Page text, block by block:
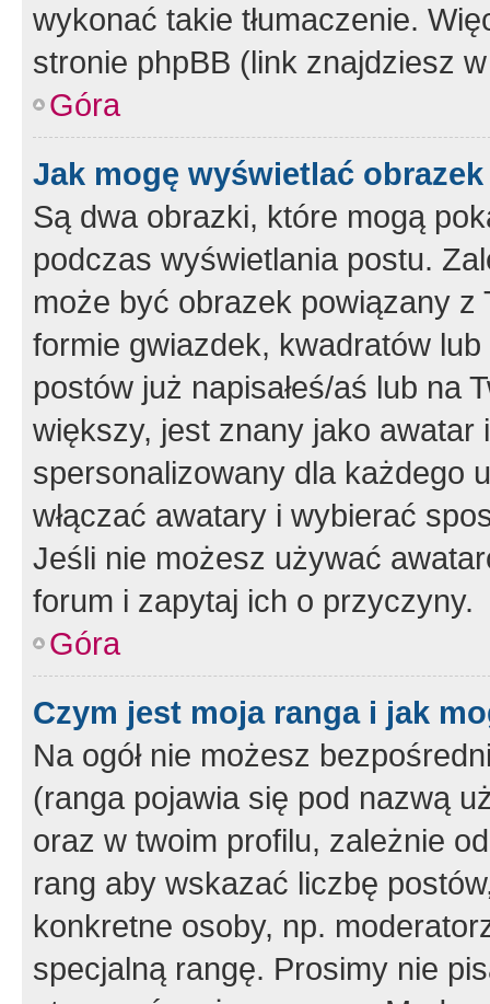
wykonać takie tłumaczenie.
stronie phpBB (link znajdziesz
Góra
Jak mogę wyświetlać
Są dwa obrazki, które mogą
podczas wyświetlania postu.
może być obrazek powiązany z
formie gwiazdek, kwadratów
postów już napisałeś/aś lub na
większy, jest znany jako
spersonalizowany dla każdego
włączać awatary i wybierać
Jeśli nie możesz używać
forum i zapytaj ich o przyczyny.
Góra
Czym jest moja ranga i jak
Na ogół nie możesz
(ranga pojawia się pod nazwą
oraz w twoim profilu, zależnie
rang aby wskazać liczbę
konkretne osoby, np.
specjalną rangę. Prosimy nie